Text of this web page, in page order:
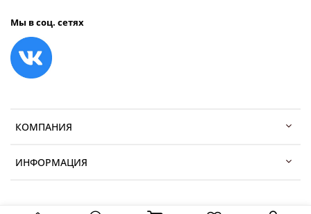
КОМПАНИЯ
ИНФОРМАЦИЯ
Мы в соц. сетях